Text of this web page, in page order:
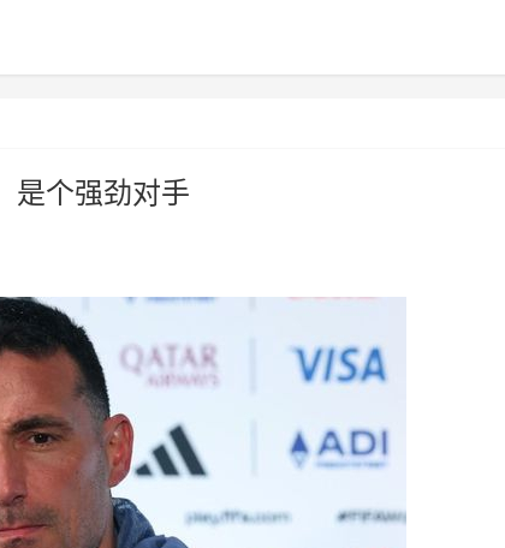
是个强劲对手